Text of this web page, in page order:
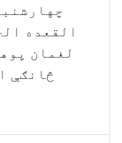
لغمان
څانګې